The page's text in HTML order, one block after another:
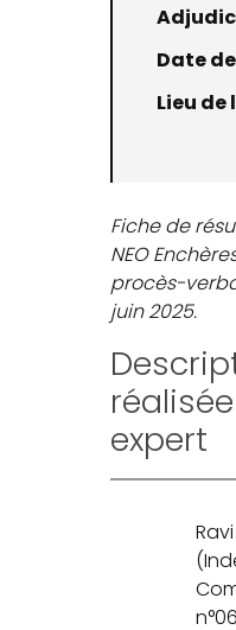
Date
Lieu de
Fiche de
NEO
procès-
juin 2025.
expert
Ravi
n°06